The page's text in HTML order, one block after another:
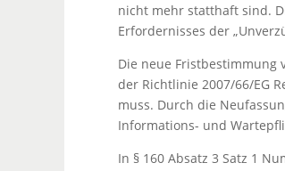
nicht mehr statthaft sind.
Erfordernisses der
Die neue Fristbestimmung
der Richtlinie 2007/66/EG
muss. Durch die
Informations- und
In § 160 Absatz 3 Satz 1